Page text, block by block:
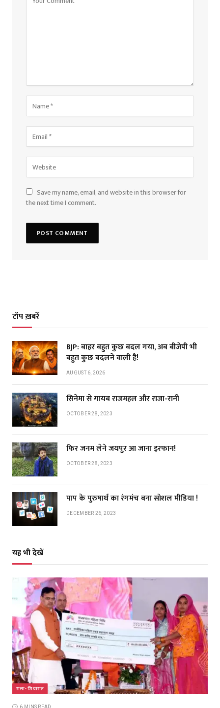
Save my name, email, and website in this browser for
the next time I comment.
टॉप ख़बरें
BJP: बाहर बहुत कुछ बदल गया, अब बीजेपी भी
बहुत कुछ बदलने वाली है!
AUGUST 6, 2026
सिनेमा से गायब राजमहल और राजा-रानी
OCTOBER 28, 2023
फिर जनम लेने जयपुर आ जाना इरफान!
OCTOBER 28, 2023
पाप के पुरुषार्थ का रंगमंच बना सोशल मीडिया !
DECEMBER 26, 2023
यह भी देखें
सत्ता- सियासत
6 MINS READ